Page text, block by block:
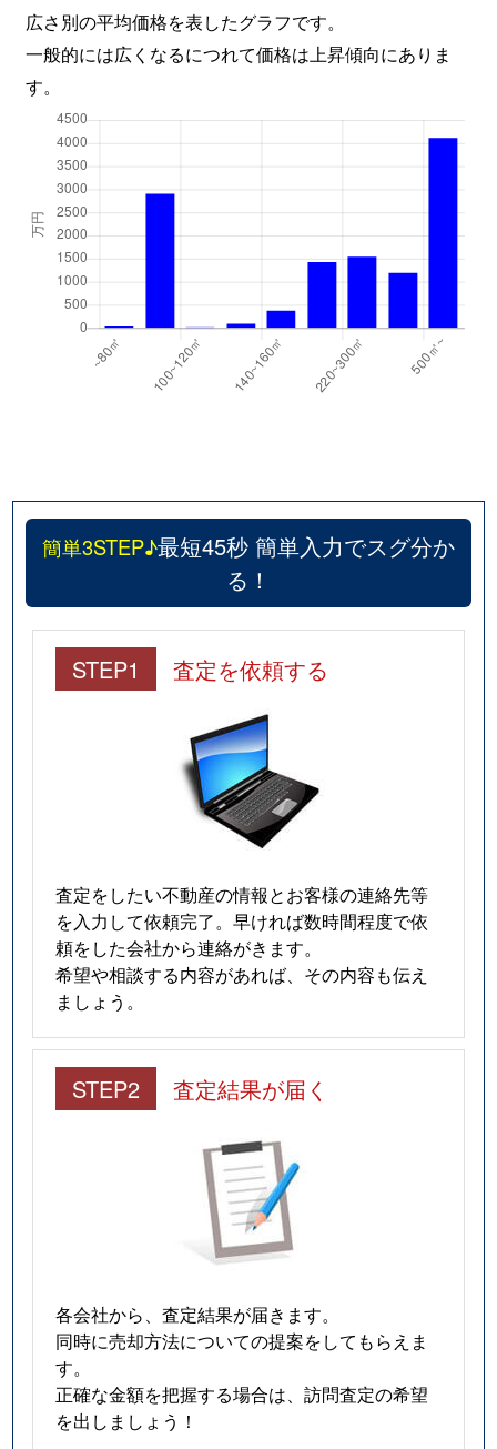
広さ別の平均価格を表したグラフです。
一般的には広くなるにつれて価格は上昇傾向にありま
す。
簡単3STEP♪最短45秒 簡単入力でスグ分か
る！
STEP1 査定を依頼する
査定をしたい不動産の情報とお客様の連絡先等
を入力して依頼完了。早ければ数時間程度で依
頼をした会社から連絡がきます。
希望や相談する内容があれば、その内容も伝え
ましょう。
STEP2 査定結果が届く
各会社から、査定結果が届きます。
同時に売却方法についての提案をしてもらえま
す。
正確な金額を把握する場合は、訪問査定の希望
を出しましょう！